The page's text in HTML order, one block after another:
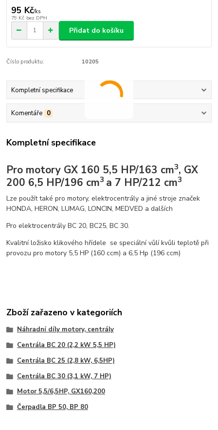
95 Kč/ks
79 Kč bez DPH
Přidat do košíku
Číslo produktu: 10205
Kompletní specifikace
Komentáře 0
Kompletní specifikace
Pro motory GX 160 5,5 HP/163 cm3, GX
200 6,5 HP/196 cm3 a 7 HP/212 cm3
Lze použít také pro motory, elektrocentrály a jiné stroje značek
HONDA, HERON, LUMAG, LONCIN, MEDVED a dalších
Pro elektrocentrály BC 20, BC25, BC 30.
Kvalitní ložisko klikového hřídele se speciální vůlí kvůli teplotě při
provozu pro motory 5,5 HP (160 ccm) a 6,5 Hp (196 ccm)
Zboží zařazeno v kategoriích
Náhradní díly motory, centrály
Centrála BC 20 (2,2 kW 5,5 HP)
Centrála BC 25 (2,8 kW, 6,5HP)
Centrála BC 30 (3,1 kW, 7 HP)
Motor 5,5/6,5HP, GX160,200
Čerpadla BP 50, BP 80